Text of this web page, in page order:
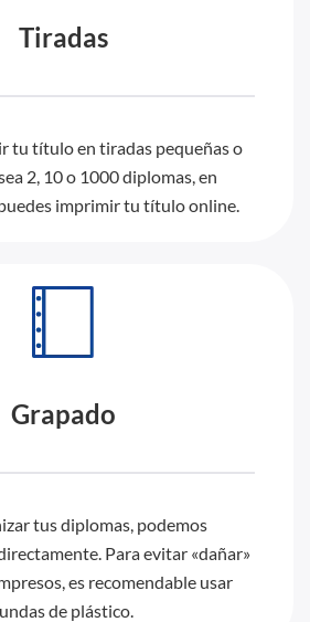
Tiradas
tu título en tiradas pequeñas o
2, 10 o 1000 diplomas, en
imprimir tu título online.
Grapado
tus diplomas, podemos
Para evitar «dañar»
es recomendable usar
de plástico.